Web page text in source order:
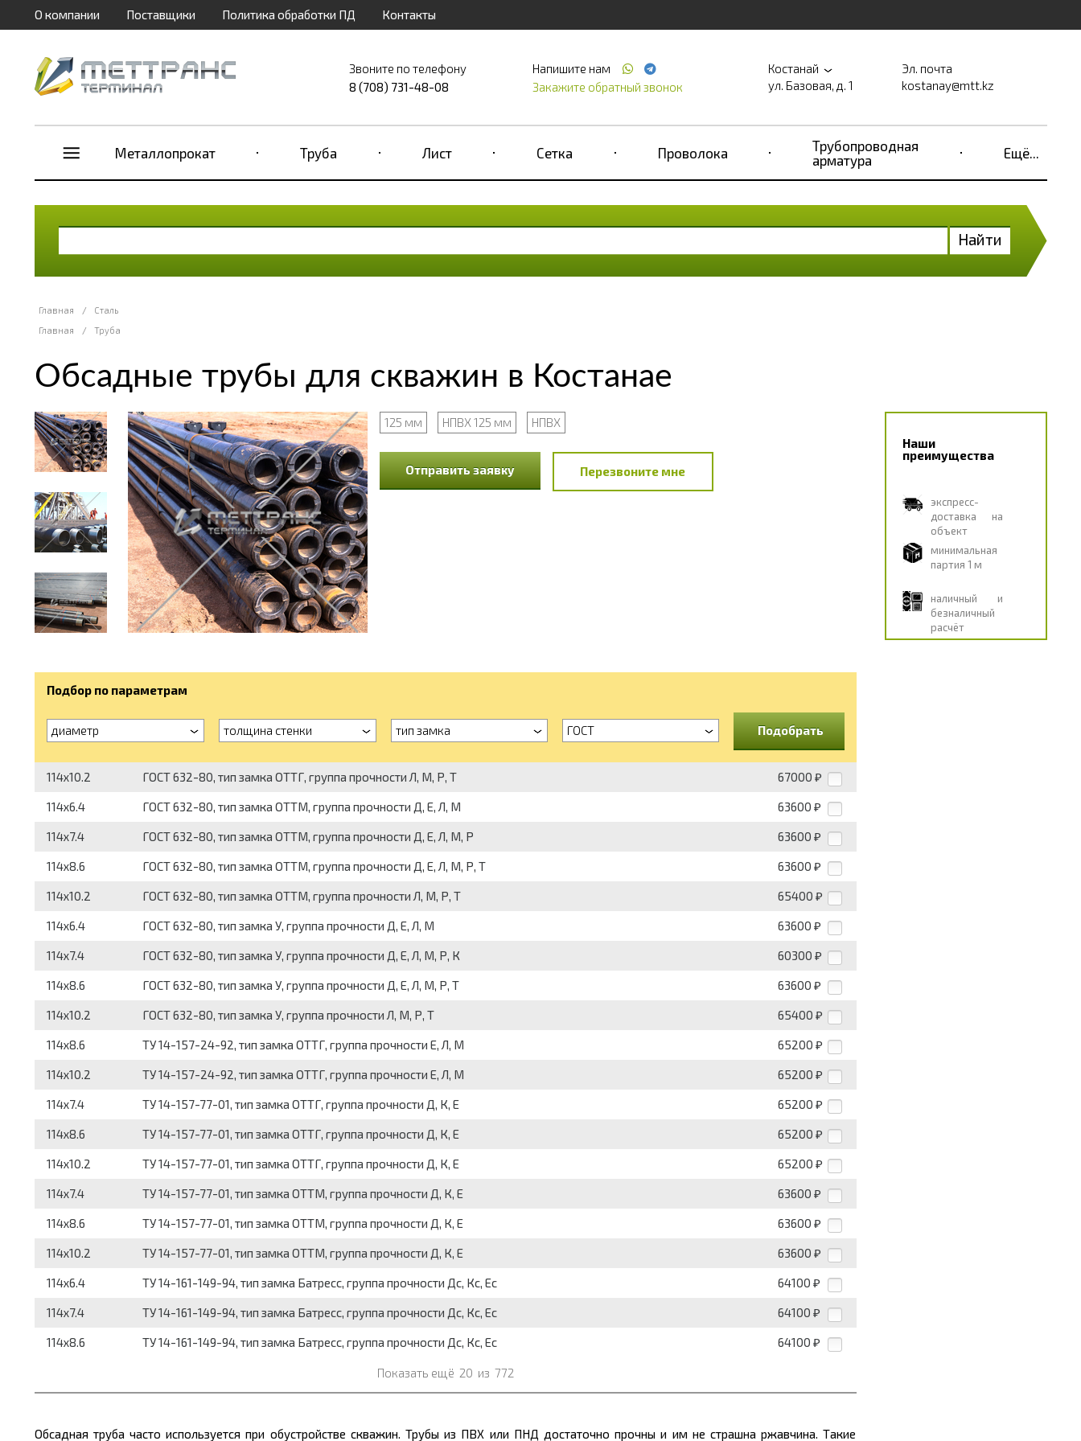
О компании Поставщики Политика обработки ПД Контакты
Звоните по телефону
8 (708) 731-48-08
Напишите нам
Закажите обратный звонок
Костанай
ул. Базовая, д. 1
Эл. почта
kostanay@mtt.kz
Металлопрокат Труба Лист Сетка Проволока
Трубопроводная
арматура
Ещё...
Найти
Главная /
Сталь
Главная
/ Труба
Обсадные трубы для скважин в Костанае
125 мм НПВХ 125 мм НПВХ
Отправить заявку Перезвоните мне
Наши
преимущества
экспресс-
доставка на
объект
минимальная
партия 1 м
наличный и
безналичный
расчёт
Подбор по параметрам
диаметр толщина стенки тип замка ГОСТ Подобрать
114x10.2 ГОСТ 632-80, тип замка ОТТГ, группа прочности Л, М, Р, Т 67000 ₽
114x6.4 ГОСТ 632-80, тип замка ОТТМ, группа прочности Д, Е, Л, М 63600 ₽
114x7.4 ГОСТ 632-80, тип замка ОТТМ, группа прочности Д, Е, Л, М, Р 63600 ₽
114x8.6 ГОСТ 632-80, тип замка ОТТМ, группа прочности Д, Е, Л, М, Р, Т 63600 ₽
114x10.2 ГОСТ 632-80, тип замка ОТТМ, группа прочности Л, М, Р, Т 65400 ₽
114x6.4 ГОСТ 632-80, тип замка У, группа прочности Д, Е, Л, М 63600 ₽
114x7.4 ГОСТ 632-80, тип замка У, группа прочности Д, Е, Л, М, Р, К 60300 ₽
114x8.6 ГОСТ 632-80, тип замка У, группа прочности Д, Е, Л, М, Р, Т 63600 ₽
114x10.2 ГОСТ 632-80, тип замка У, группа прочности Л, М, Р, Т 65400 ₽
114x8.6 ТУ 14-157-24-92, тип замка ОТТГ, группа прочности Е, Л, М 65200 ₽
114x10.2 ТУ 14-157-24-92, тип замка ОТТГ, группа прочности Е, Л, М 65200 ₽
114x7.4 ТУ 14-157-77-01, тип замка ОТТГ, группа прочности Д, К, Е 65200 ₽
114x8.6 ТУ 14-157-77-01, тип замка ОТТГ, группа прочности Д, К, Е 65200 ₽
114x10.2 ТУ 14-157-77-01, тип замка ОТТГ, группа прочности Д, К, Е 65200 ₽
114x7.4 ТУ 14-157-77-01, тип замка ОТТМ, группа прочности Д, К, Е 63600 ₽
114x8.6 ТУ 14-157-77-01, тип замка ОТТМ, группа прочности Д, К, Е 63600 ₽
114x10.2 ТУ 14-157-77-01, тип замка ОТТМ, группа прочности Д, К, Е 63600 ₽
114x6.4 ТУ 14-161-149-94, тип замка Батресс, группа прочности Дс, Кс, Ес 64100 ₽
114x7.4 ТУ 14-161-149-94, тип замка Батресс, группа прочности Дс, Кс, Ес 64100 ₽
114x8.6 ТУ 14-161-149-94, тип замка Батресс, группа прочности Дс, Кс, Ес 64100 ₽
Показать ещё 20 из 772
Обсадная труба часто используется при обустройстве скважин. Трубы из ПВХ или ПНД достаточно прочны и им не страшна ржавчина. Такие